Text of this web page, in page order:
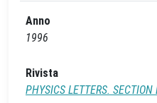
Anno
1996
Rivista
PHYSICS LETTERS. SECTION